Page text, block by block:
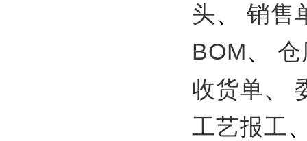
头、 销售
BOM、 仓
收货单、
工艺报工